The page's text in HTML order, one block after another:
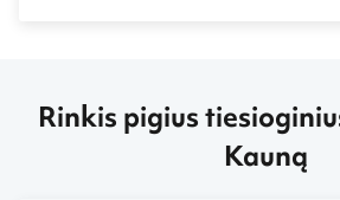
Vilniaus oro uosto kilimo ir tūpimo
rekonstrukcijos, į Kauno oro uostą
Rinkis pigius
Kauną